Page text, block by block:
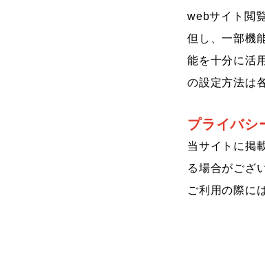
webサイト閲
但し、一部機
能を十分に活
の設定方法は
プライバシ
当サイトに掲
る場合がござ
ご利用の際に